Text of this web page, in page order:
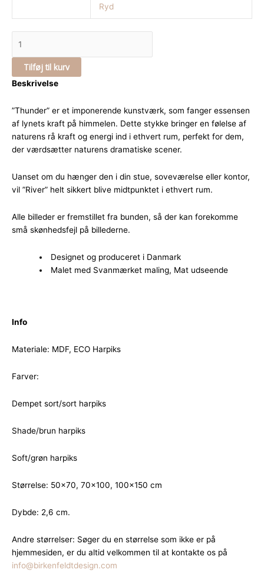
Ryd
Tilføj til kurv
Beskrivelse
”Thunder” er et imponerende kunstværk, som fanger essensen
af lynets kraft på himmelen. Dette stykke bringer en følelse af
naturens rå kraft og energi ind i ethvert rum, perfekt for dem,
der værdsætter naturens dramatiske scener.
Uanset om du hænger den i din stue, soveværelse eller kontor,
vil ”River” helt sikkert blive midtpunktet i ethvert rum.
Alle billeder er fremstillet fra bunden, så der kan forekomme
små skønhedsfejl på billederne.
Designet og produceret i Danmark
Malet med Svanmærket maling, Mat udseende
Info
Materiale: MDF, ECO Harpiks
Farver:
Dempet sort/sort harpiks
Shade/brun harpiks
Soft/grøn harpiks
Størrelse: 50×70, 70×100, 100×150 cm
Dybde: 2,6 cm.
Andre størrelser: Søger du en størrelse som ikke er på
hjemmesiden, er du altid velkommen til at kontakte os på
info@birkenfeldtdesign.com